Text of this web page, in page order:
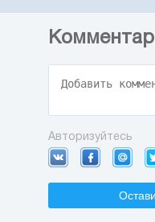
Авторизуйтесь